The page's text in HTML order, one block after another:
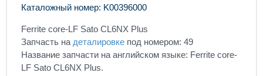
Каталожный номер: K00396000
Ferrite core-LF Sato CL6NX Plus
Запчасть на деталировке под номером: 49
Название запчасти на английском языке: Ferrite core-
LF Sato CL6NX Plus.